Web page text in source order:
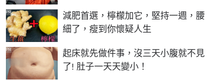
減肥首選，檸檬加它，堅持一週，腰
細了，瘦到你懷疑人生
PR
起床就先做件事，沒三天小腹就不見
了! 肚子一天天變小！
PR